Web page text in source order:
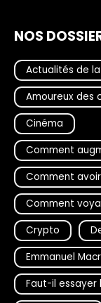
NOS
Actualités de
Amoureux des
Cinéma
Comment
Comment
Comment
Crypto
Emmanuel
Faut-il essayer